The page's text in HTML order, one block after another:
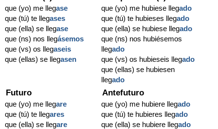
que (yo) me llegase
que (tú) te llegases
que (ella) se llegase
que (ns) nos llegásemos
que (vs) os llegaseis
que (ellas) se llegasen
que (yo) me hubiese llegado
que (tú) te hubieses llegado
que (ella) se hubiese llegado
que (ns) nos hubiésemos
llegado
que (vs) os hubieseis llegado
que (ellas) se hubiesen
llegado
Futuro
que (yo) me llegare
que (tú) te llegares
que (ella) se llegare
Antefuturo
que (yo) me hubiere llegado
que (tú) te hubieres llegado
que (ella) se hubiere llegado